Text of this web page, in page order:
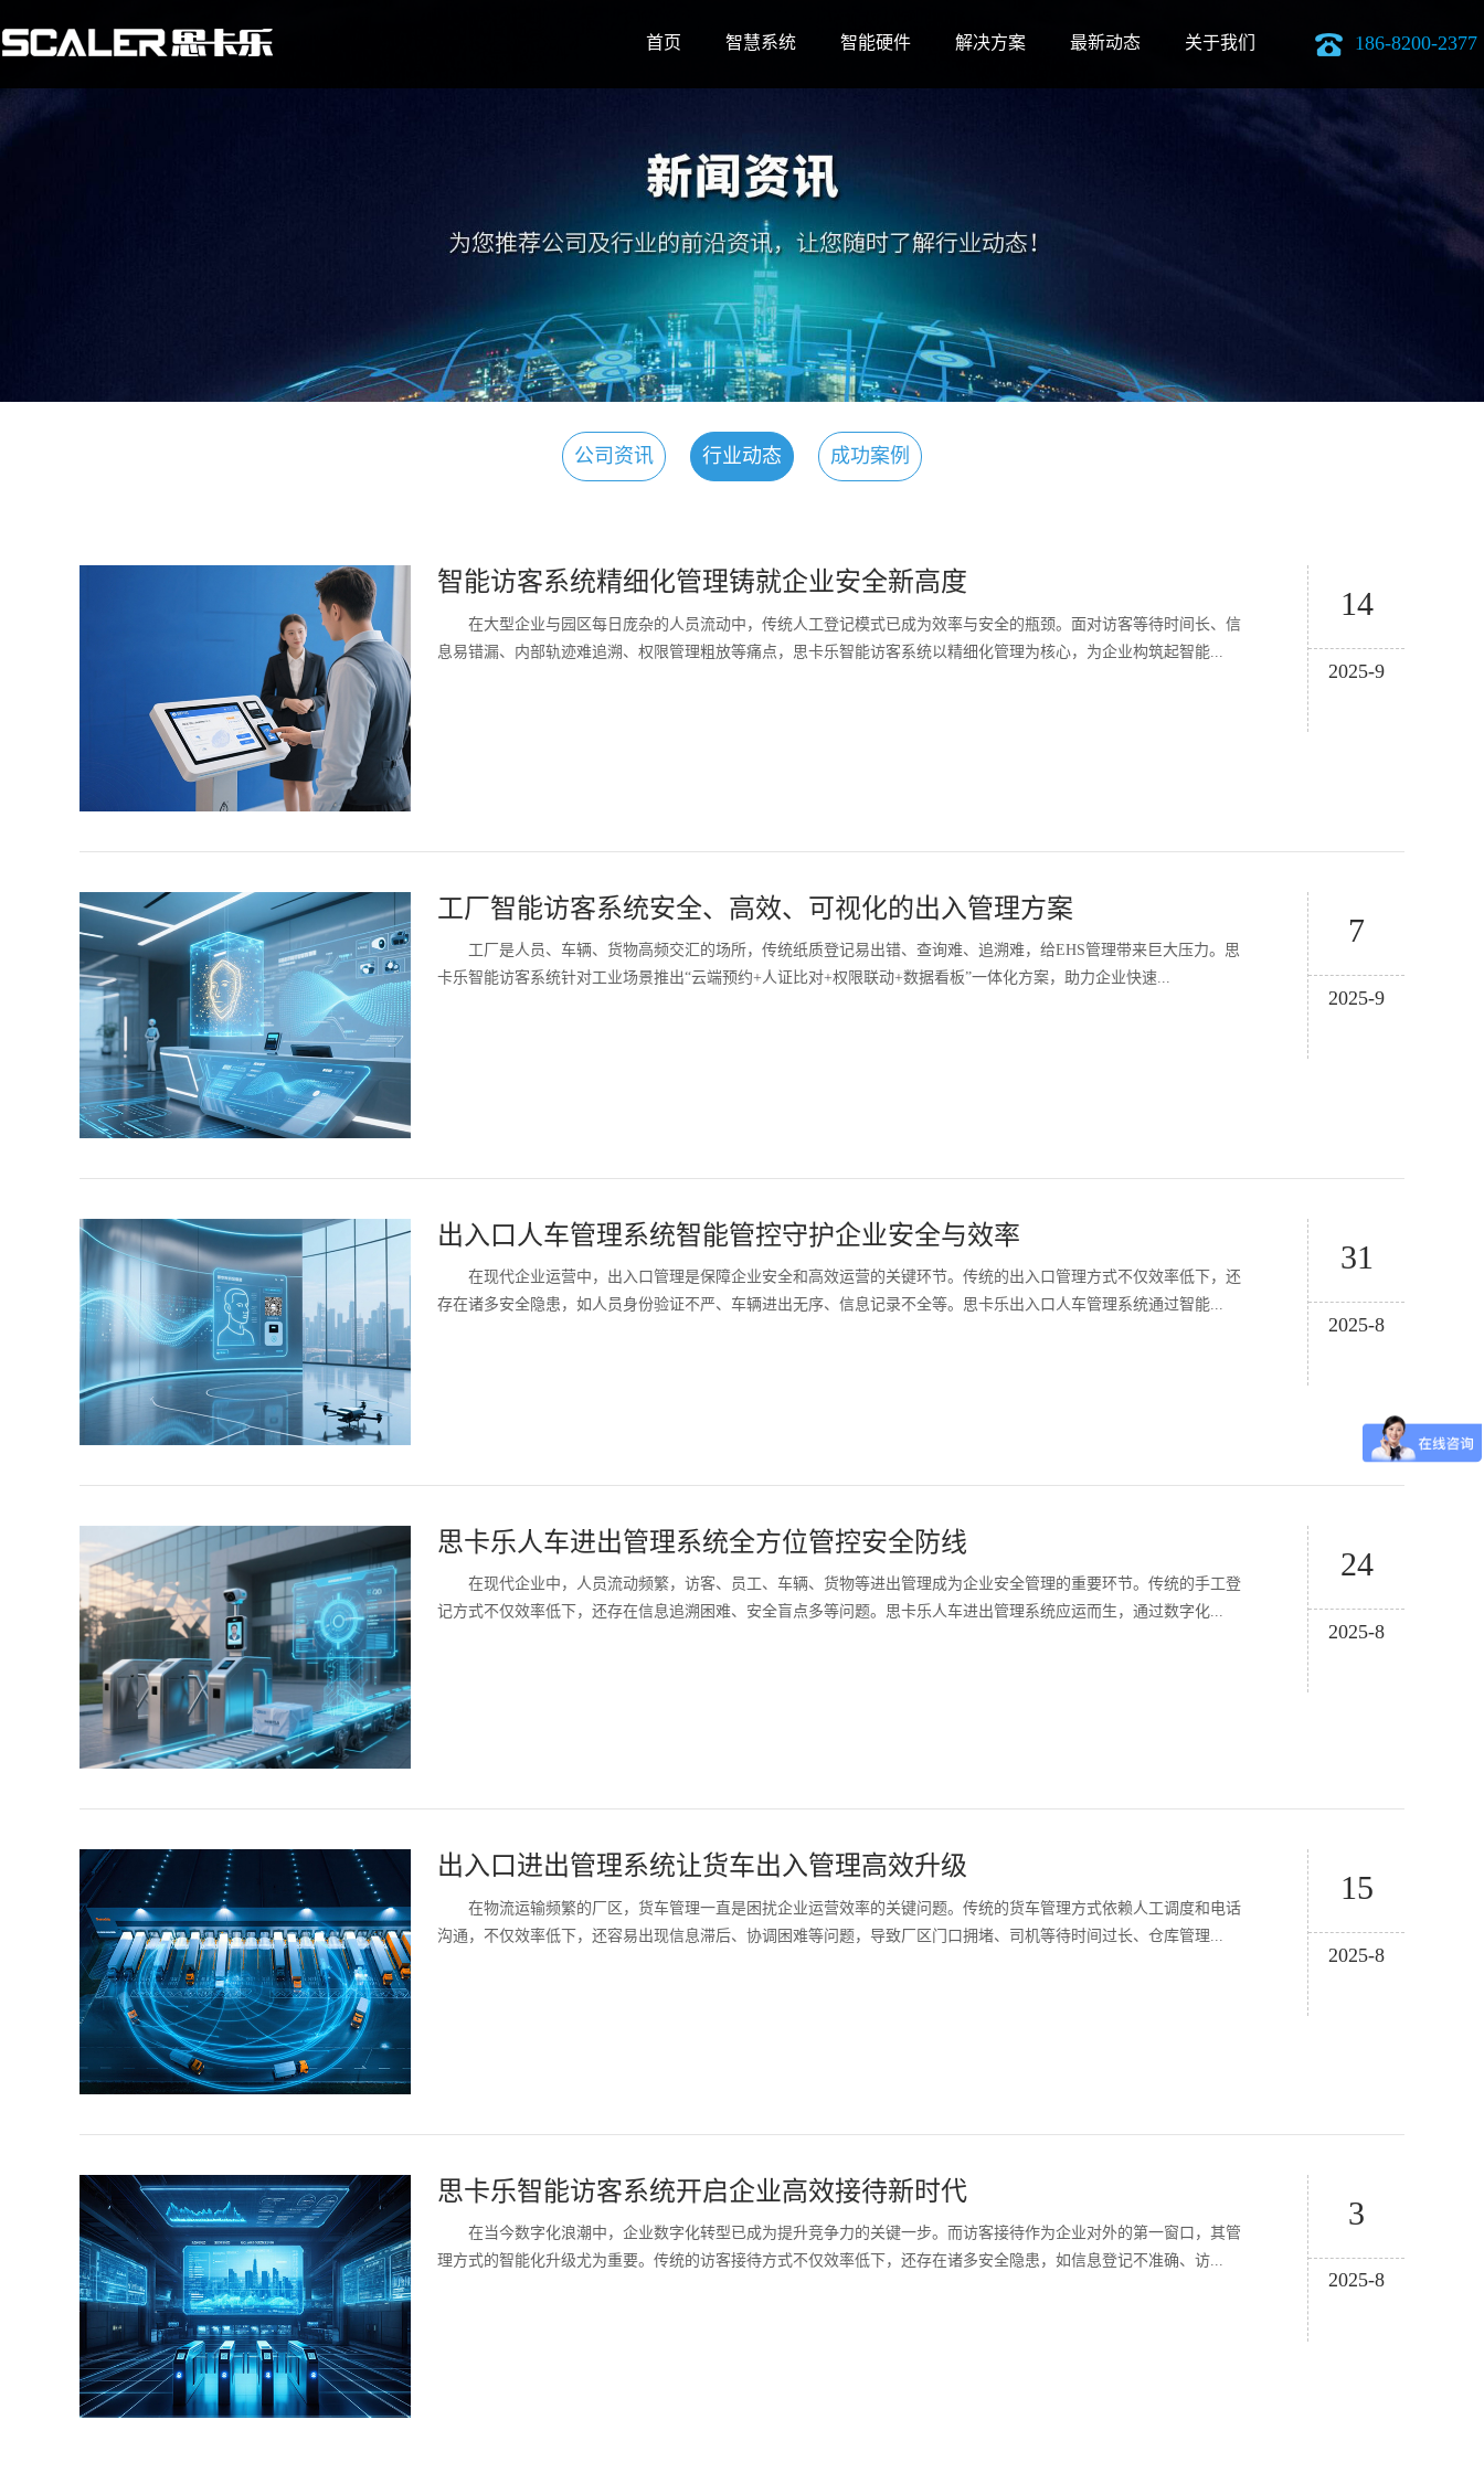
首页 智慧系统 智能硬件 解决方案 最新动态 关于我们 186-8200-2377
公司资讯 行业动态 成功案例
智能访客系统精细化管理铸就企业安全新高度
在大型企业与园区每日庞杂的人员流动中，传统人工登记模式已成为效率与安全的瓶颈。面对访客等待时间长、信
息易错漏、内部轨迹难追溯、权限管理粗放等痛点，思卡乐智能访客系统以精细化管理为核心，为企业构筑起智能...
14
2025-9
工厂智能访客系统安全、高效、可视化的出入管理方案
工厂是人员、车辆、货物高频交汇的场所，传统纸质登记易出错、查询难、追溯难，给EHS管理带来巨大压力。思
卡乐智能访客系统针对工业场景推出“云端预约+人证比对+权限联动+数据看板”一体化方案，助力企业快速...
7
2025-9
出入口人车管理系统智能管控守护企业安全与效率
在现代企业运营中，出入口管理是保障企业安全和高效运营的关键环节。传统的出入口管理方式不仅效率低下，还
存在诸多安全隐患，如人员身份验证不严、车辆进出无序、信息记录不全等。思卡乐出入口人车管理系统通过智能...
31
2025-8
思卡乐人车进出管理系统全方位管控安全防线
在现代企业中，人员流动频繁，访客、员工、车辆、货物等进出管理成为企业安全管理的重要环节。传统的手工登
记方式不仅效率低下，还存在信息追溯困难、安全盲点多等问题。思卡乐人车进出管理系统应运而生，通过数字化...
24
2025-8
出入口进出管理系统让货车出入管理高效升级
在物流运输频繁的厂区，货车管理一直是困扰企业运营效率的关键问题。传统的货车管理方式依赖人工调度和电话
沟通，不仅效率低下，还容易出现信息滞后、协调困难等问题，导致厂区门口拥堵、司机等待时间过长、仓库管理...
15
2025-8
思卡乐智能访客系统开启企业高效接待新时代
在当今数字化浪潮中，企业数字化转型已成为提升竞争力的关键一步。而访客接待作为企业对外的第一窗口，其管
理方式的智能化升级尤为重要。传统的访客接待方式不仅效率低下，还存在诸多安全隐患，如信息登记不准确、访...
3
2025-8